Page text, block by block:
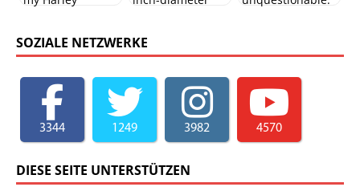
SOZIALE NETZWERKE
3344 1249 3982 4570
DIESE SEITE UNTERSTÜTZEN